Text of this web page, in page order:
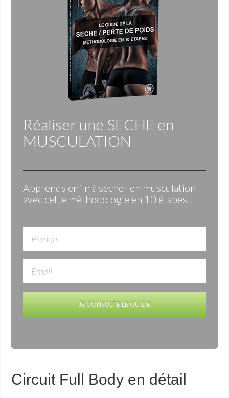
Réaliser une SECHE en
MUSCULATION
Apprends enfin à sécher en musculation
avec cette méthodologie en 10 étapes !
JE CONSULTE LE GUIDE
Circuit Full Body en détail